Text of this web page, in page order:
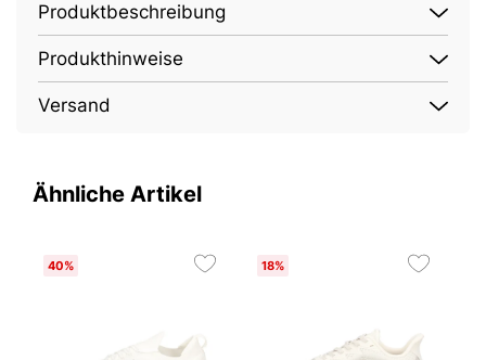
Produktbeschreibung
Produkthinweise
Versand
Ähnliche Artikel
40% 18%